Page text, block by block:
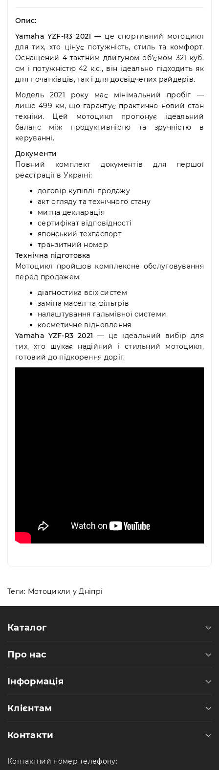
Опис:
Yamaha YZF-R3 2021— це спортивний мотоцикл
для тих, хто цінує потужність, стиль та комфорт.
Оснащений 4-тактним двигуном об’ємом 321 куб.
см і потужністю 42 к.с., він ідеально підходить як
для початківців, так і для досвідчених райдерів.
Модель 2021 року має мінімальний пробіг —
лише 499 км, що гарантує практично новий стан
техніки. Цей мотоцикл пропонує ідеальний
баланс між продуктивністю та зручністю в
керуванні.
Документи
Повний комплект документів для першої
реєстрації в Україні:
договір купівлі-продажу
акт огляду та технічного стану
митна декларація
сертифікат відповідності
японський техпаспорт
транзитний номер
Технічна підготовка
Мотоцикл пройшов комплексне обслуговування
перед продажем:
діагностика всіх систем
заміна масел та фільтрів
налаштування гальмівної системи
косметичне відновлення
Yamaha YZF-R3 2021— це ідеальний вибір для
тих, хто шукає надійний і стильний мотоцикл,
готовий до підкорення доріг.
Теги: Мотоцикли у Дніпрі
Каталог
Про нас
Інформація
Клієнтам
Контакти
Контактний номер телефону: